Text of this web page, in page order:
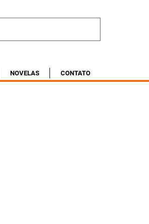
NOVELAS CONTATO